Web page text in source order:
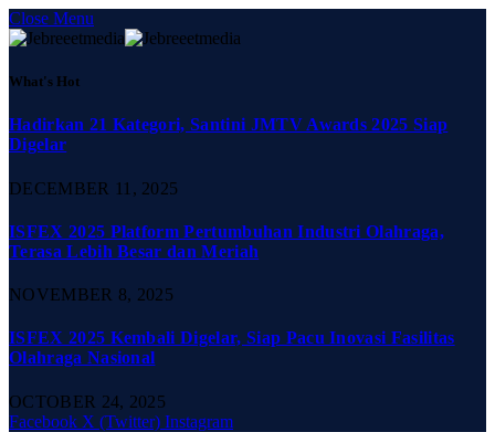
Close Menu
What's Hot
Hadirkan 21 Kategori, Santini JMTV Awards 2025 Siap
Digelar
DECEMBER 11, 2025
ISFEX 2025 Platform Pertumbuhan Industri Olahraga,
Terasa Lebih Besar dan Meriah
NOVEMBER 8, 2025
ISFEX 2025 Kembali Digelar, Siap Pacu Inovasi Fasilitas
Olahraga Nasional
OCTOBER 24, 2025
Facebook X (Twitter) Instagram